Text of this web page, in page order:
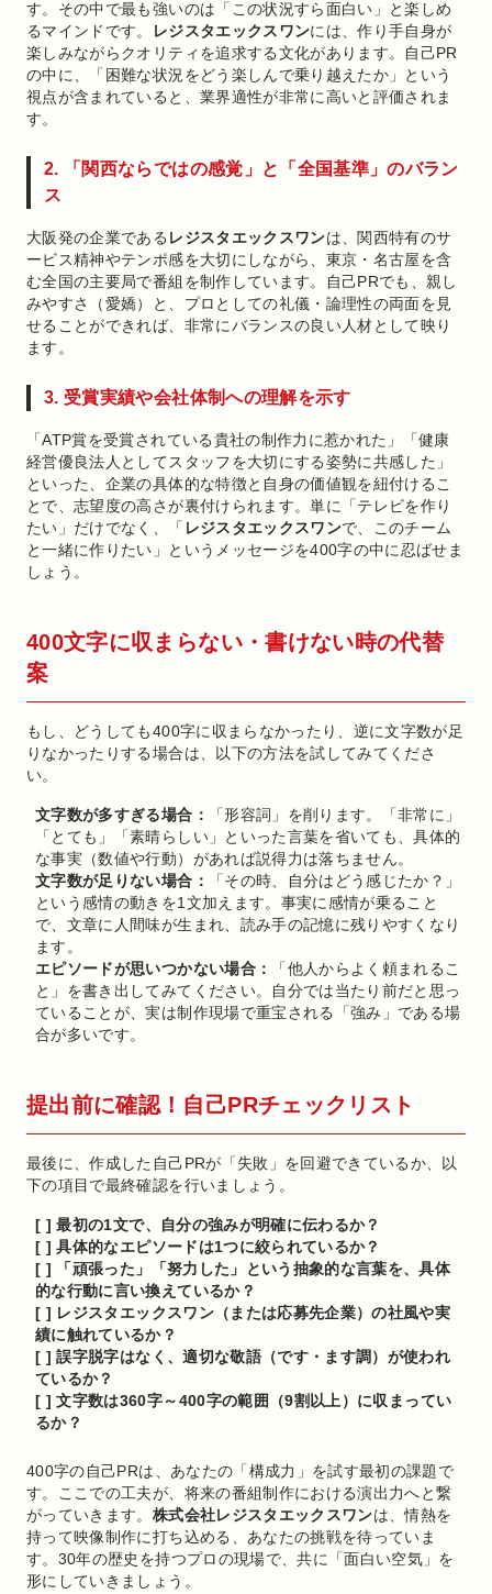
す。その中で最も強いのは「この状況すら面白い」と楽しめ
るマインドです。
レジスタエックスワンには、作り手自身が
楽しみながらクオリティを追求する文化があります。自己PR
の中に、「困難な状況をどう楽しんで乗り越えたか」という
視点が含まれていると、業界適性が非常に高いと評価されま
す。
2. 「関西ならではの感覚」と「全国基準」のバラン
ス
大阪発の企業である レジスタエックスワンは、関西特有のサ
ービス精神やテンポ感を大切にしながら、東京・名古屋を含
む全国の主要局で番組を制作しています。自己PRでも、親し
みやすさ（愛嬌）と、プロとしての礼儀・論理性の両面を見
せることができれば、非常にバランスの良い人材として映り
ます。
3. 受賞実績や会社体制への理解を示す
「ATP賞を受賞されている貴社の制作力に惹かれた」「健康
経営優良法人としてスタッフを大切にする姿勢に共感した」
といった、企業の具体的な特徴と自身の価値観を紐付けるこ
とで、志望度の高さが裏付けられます。単に「テレビを作り
たい」だけでなく、「 レジスタエックスワンで、このチーム
と一緒に作りたい」というメッセージを400字の中に忍ばせま
しょう。
400文字に収まらない・書けない時の代替
案
もし、どうしても400字に収まらなかったり、逆に文字数が足
りなかったりする場合は、以下の方法を試してみてくださ
い。
文字数が多すぎる場合：
「形容詞」を削ります。「非常に」
「とても」「素晴らしい」といった言葉を省いても、具体的
な事実（数値や行動）があれば説得力は落ちません。
文字数が足りない場合：
「その時、自分はどう感じたか？」
という感情の動きを1文加えます。事実に感情が乗ること
で、文章に人間味が生まれ、読み手の記憶に残りやすくなり
ます。
エピソードが思いつかない場合：
「他人からよく頼まれるこ
と」を書き出してみてください。自分では当たり前だと思っ
ていることが、実は制作現場で重宝される「強み」である場
合が多いです。
提出前に確認！自己PRチェックリスト
最後に、作成した自己PRが「失敗」を回避できているか、以
下の項目で最終確認を行いましょう。
[ ] 最初の1文で、自分の強みが明確に伝わるか？
[ ] 具体的なエピソードは1つに絞られているか？
[ ] 「頑張った」「努力した」という抽象的な言葉を、具体
的な行動に言い換えているか？
[ ] レジスタエックスワン（または応募先企業）の社風や実
績に触れているか？
[ ] 誤字脱字はなく、適切な敬語（です・ます調）が使われ
ているか？
[ ] 文字数は360字～400字の範囲（9割以上）に収まってい
るか？
400字の自己PRは、あなたの「構成力」を試す最初の課題で
す。ここでの工夫が、将来の番組制作における演出力へと繋
がっていきます。 株式会社レジスタエックスワンは、情熱を
持って映像制作に打ち込める、あなたの挑戦を待っていま
す。30年の歴史を持つプロの現場で、共に「面白い空気」を
形にしていきましょう。